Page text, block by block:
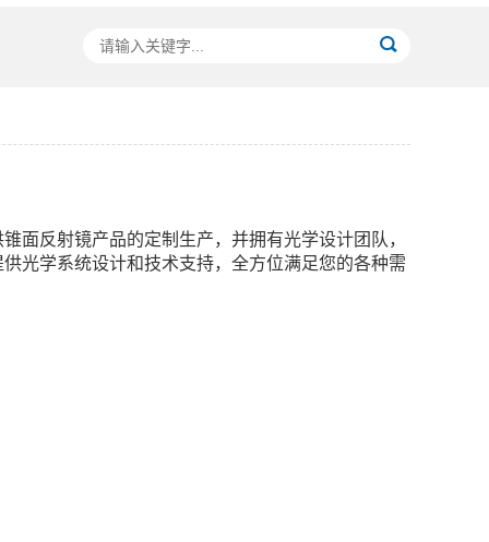
面反射镜产品的定制生产，并拥有光学设计团队，
光学系统设计和技术支持，全方位满足您的各种需